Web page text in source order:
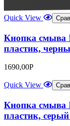
Quick View
Кнопка смыва
пластик,
1690,00Р
Quick View
Кнопка смыва
пластик,